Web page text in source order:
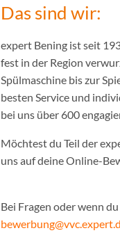
Das sind wir:
expert Bening ist seit
fest in der Region
Spülmaschine bis zur
besten Service und
bei uns über 600
Möchtest du Teil der
uns auf deine Online-
Bei Fragen oder wenn